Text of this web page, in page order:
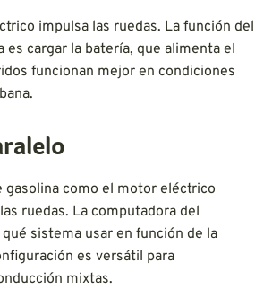
impulsa las ruedas. La función del
es cargar la batería, que alimenta el
funcionan mejor en condiciones
gasolina como el motor eléctrico
ruedas. La computadora del
sistema usar en función de la
es versátil para
mixtas.